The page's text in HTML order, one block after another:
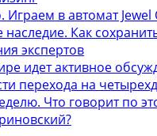
Играем в автомат Jewel
наследие. Как
экспертов
идет активное
перехода на
Что говорит по